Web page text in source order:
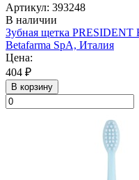
Артикул: 393248
В наличии
Зубная щетка PRESIDENT
Betafarma SpA, Италия
Цена:
404 ₽
В корзину